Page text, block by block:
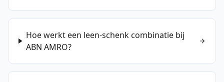
Hoe werkt een leen-schenk combinatie bij
ABN AMRO?